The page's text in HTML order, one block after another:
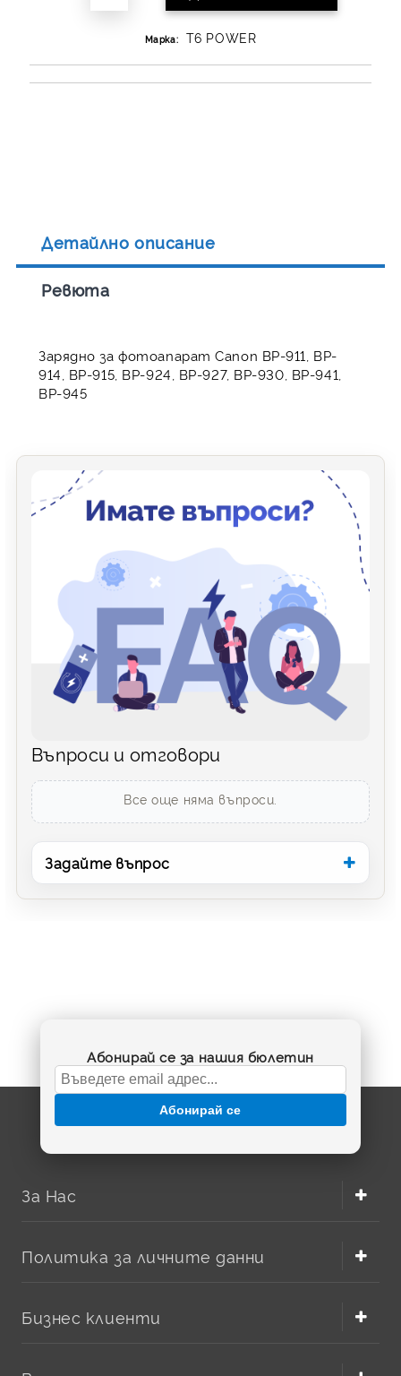
Марка: T6 POWER
Детайлно описание
Ревюта
Зарядно за фотоапарат Canon BP-911, BP-
914, BP-915, BP-924, BP-927, BP-930, BP-941,
BP-945
Въпроси и отговори
Все още няма въпроси.
Задайте въпрос
Абонирай се за нашия бюлетин
Абонирай се
За Нас
Политика за личните данни
Бизнес клиенти